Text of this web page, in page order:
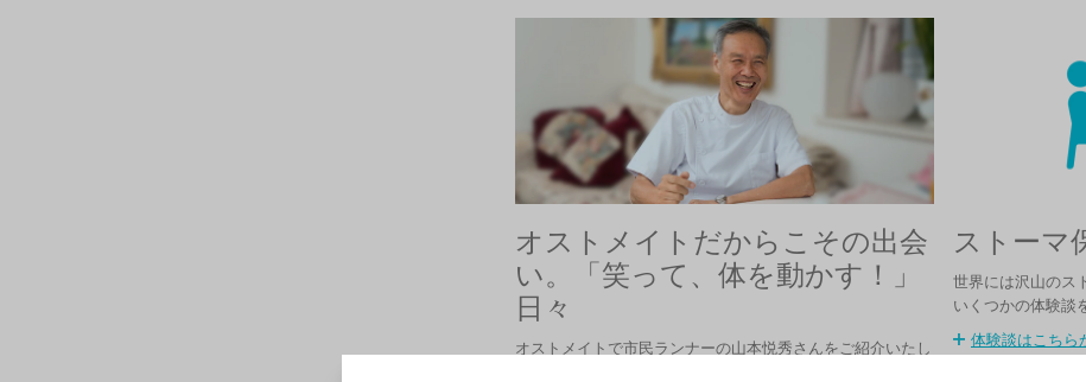
オストメイトだからこその出会
い。「笑って、体を動かす！」
日々
オストメイトで市民ランナーの山本悦秀さんをご紹介いたし
ストーマ
世界には沢山のス
いくつかの体験談
体験談はこちら